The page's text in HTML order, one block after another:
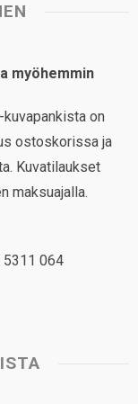
myöhemmin
on
ostoskorissa ja
Kuvatilaukset
maksuajalla.
5311 064